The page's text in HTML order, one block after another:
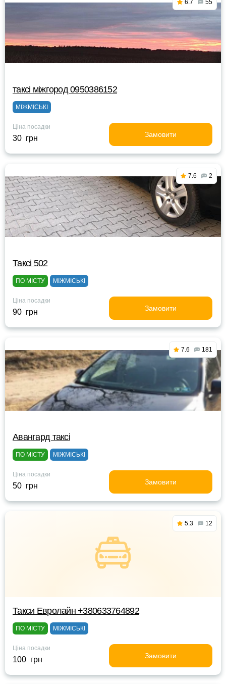
6.7 55
таксі міжгород 0950386152
МІЖМІСЬКІ
Ціна посадки
30 грн Замовити
7.6 2
Таксі 502
ПО МІСТУ МІЖМІСЬКІ
Ціна посадки
90 грн Замовити
7.6 181
Авангард таксі
ПО МІСТУ МІЖМІСЬКІ
Ціна посадки
50 грн Замовити
5.3 12
Такси Евролайн +380633764892
ПО МІСТУ МІЖМІСЬКІ
Ціна посадки
100 грн Замовити